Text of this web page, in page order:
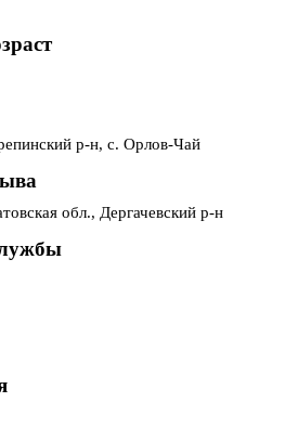
р-н, с. Орлов-Чай
обл., Дергачевский р-н